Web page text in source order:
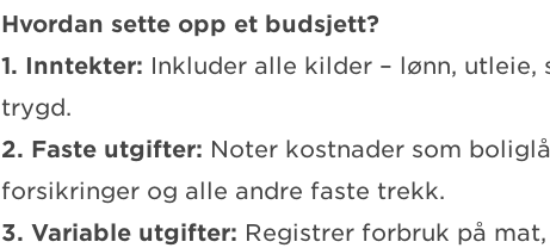
Hvordan sette opp et budsjett?
1. Inntekter: Inkluder alle kilder – lønn, utleie,
trygd.
2. Faste utgifter: Noter kostnader som
forsikringer og alle andre faste trekk.
3. Variable utgifter: Registrer forbruk på